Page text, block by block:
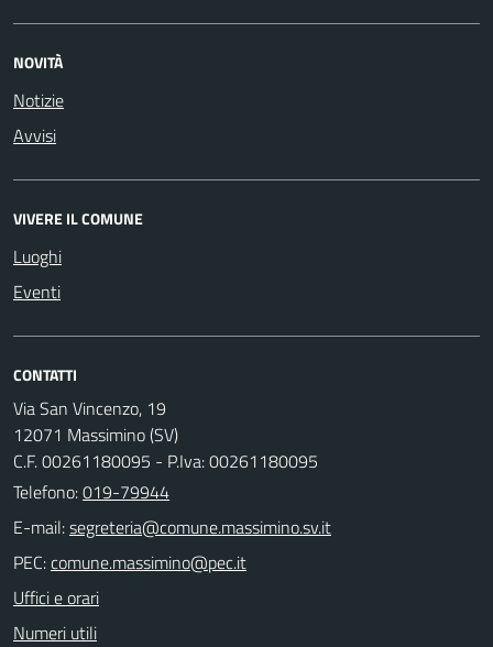
NOVITÀ
Notizie
Avvisi
VIVERE IL COMUNE
Luoghi
Eventi
CONTATTI
Via San Vincenzo, 19
12071 Massimino (SV)
C.F. 00261180095 - P.Iva: 00261180095
Telefono:019-79944
E-mail:
PEC:
Uffici e orari
Numeri utili